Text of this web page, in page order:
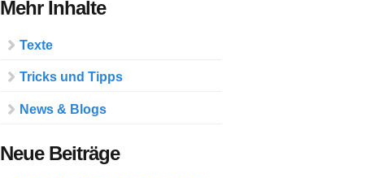
Mehr Inhalte
Texte
Tricks und Tipps
News & Blogs
Neue Beiträge